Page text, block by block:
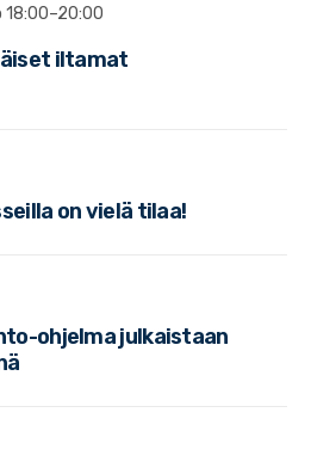
18:00–20:00
iltamat
on vielä tilaa!
ohjelma julkaistaan